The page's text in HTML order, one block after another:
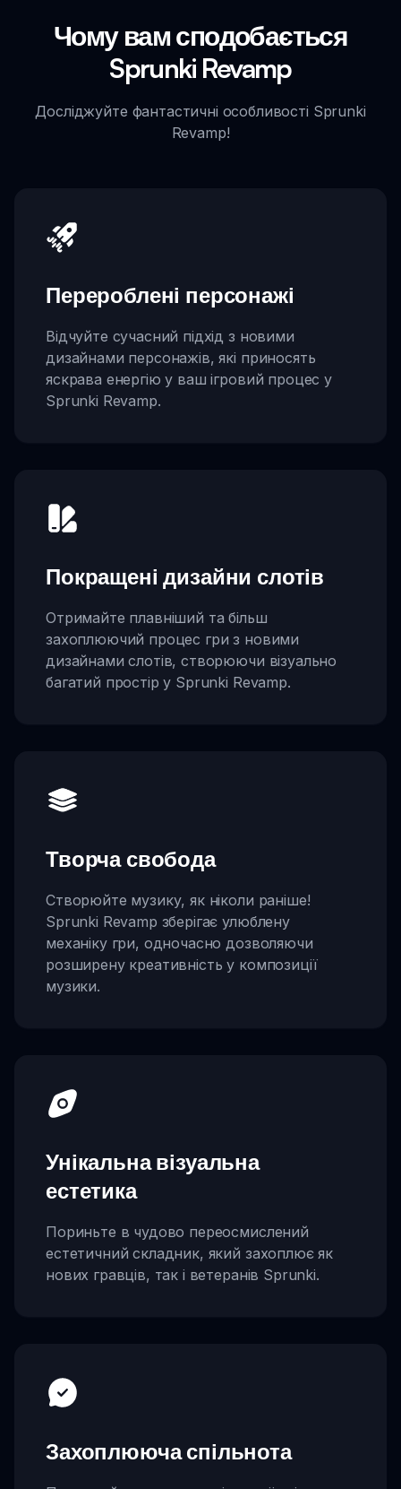
Чому вам сподобається
Sprunki Revamp
Досліджуйте фантастичні особливості Sprunki
Revamp!
Перероблені персонажі
Відчуйте сучасний підхід з новими
дизайнами персонажів, які приносять
яскрава енергію у ваш ігровий процес у
Sprunki Revamp.
Покращені дизайни слотів
Отримайте плавніший та більш
захоплюючий процес гри з новими
дизайнами слотів, створюючи візуально
багатий простір у Sprunki Revamp.
Творча свобода
Створюйте музику, як ніколи раніше!
Sprunki Revamp зберігає улюблену
механіку гри, одночасно дозволяючи
розширену креативність у композиції
музики.
Унікальна візуальна
естетика
Пориньте в чудово переосмислений
естетичний складник, який захоплює як
нових гравців, так і ветеранів Sprunki.
Захоплююча спільнота